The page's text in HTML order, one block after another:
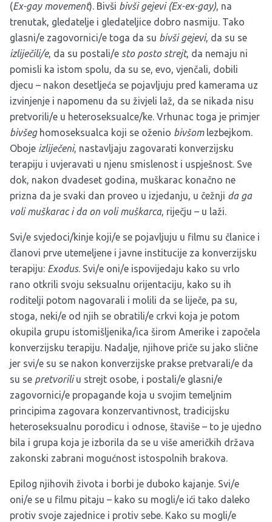
(Ex-gay movement). Bivši bivši gejevi (Ex-ex-gay), na
trenutak, gledatelje i gledateljice dobro nasmiju. Tako
glasni/e zagovornici/e toga da su bivši gejevi, da su se
izliječili/e, da su postali/e sto posto strejt, da nemaju ni
pomisli ka istom spolu, da su se, evo, vjenčali, dobili
djecu – nakon desetljeća se pojavljuju pred kamerama uz
izvinjenje i napomenu da su živjeli laž, da se nikada nisu
pretvorili/e u heteroseksualce/ke. Vrhunac toga je primjer
bivšeghomoseksualca koji se oženio bivšomlezbejkom.
Oboje izliječeni, nastavljaju zagovarati konverzijsku
terapiju i uvjeravati u njenu smislenost i uspješnost. Sve
dok, nakon dvadeset godina, muškarac konačno ne
prizna da je svaki dan proveo u izjedanju, u čežnji da ga
voli muškarac i da on voli muškarca, riječju – u laži.
Svi/e svjedoci/kinje koji/e se pojavljuju u filmu su članice i
članovi prve utemeljene i javne institucije za konverzijsku
terapiju: Exodus. Svi/e oni/e ispovijedaju kako su vrlo
rano otkrili svoju seksualnu orijentaciju, kako su ih
roditelji potom nagovarali i molili da se liječe, pa su,
stoga, neki/e od njih se obratili/e crkvi koja je potom
okupila grupu istomišljenika/ica širom Amerike i započela
konverzijsku terapiju. Nadalje, njihove priče su jako slične
jer svi/e su se nakon konverzijske prakse pretvarali/e da
su se pretvoriliu strejt osobe, i postali/e glasni/e
zagovornici/e propagande koja u svojim temeljnim
principima zagovara konzervantivnost, tradicijsku
heteroseksualnu porodicu i odnose, štaviše – to je ujedno
bila i grupa koja je izborila da se u više američkih država
zakonski zabrani mogućnost istospolnih brakova.
Epilog njihovih života i borbi je duboko kajanje. Svi/e
oni/e se u filmu pitaju – kako su mogli/e ići tako daleko
protiv svoje zajednice i protiv sebe. Kako su mogli/e